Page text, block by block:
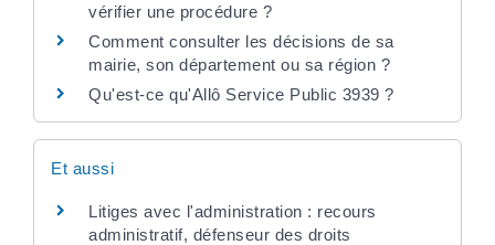
vérifier une procédure ?
Comment consulter les décisions de sa
mairie, son département ou sa région ?
Qu'est-ce qu'Allô Service Public 3939 ?
Et aussi
Litiges avec l'administration : recours
administratif, défenseur des droits